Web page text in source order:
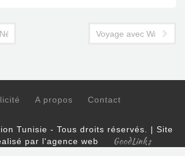
Belkadhi, réalisateur de cinéma
Voyage avec Wahiba
A propos Contact
Tunisie - Tous droits réservés. | Site
par l'agence web
GoodLinks